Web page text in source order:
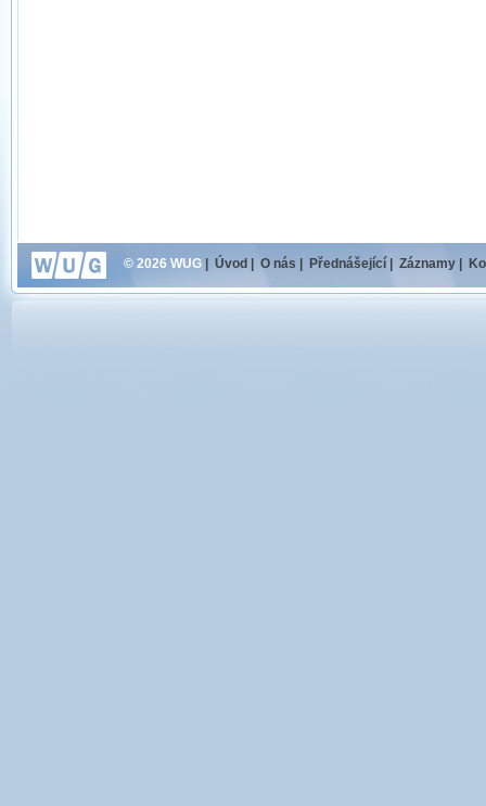
© 2026 WUG Úvod O nás Přednášející Záznamy